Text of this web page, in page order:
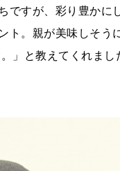
ですが、彩り豊か
ト。親が美味しそう
」と教えてくれまし